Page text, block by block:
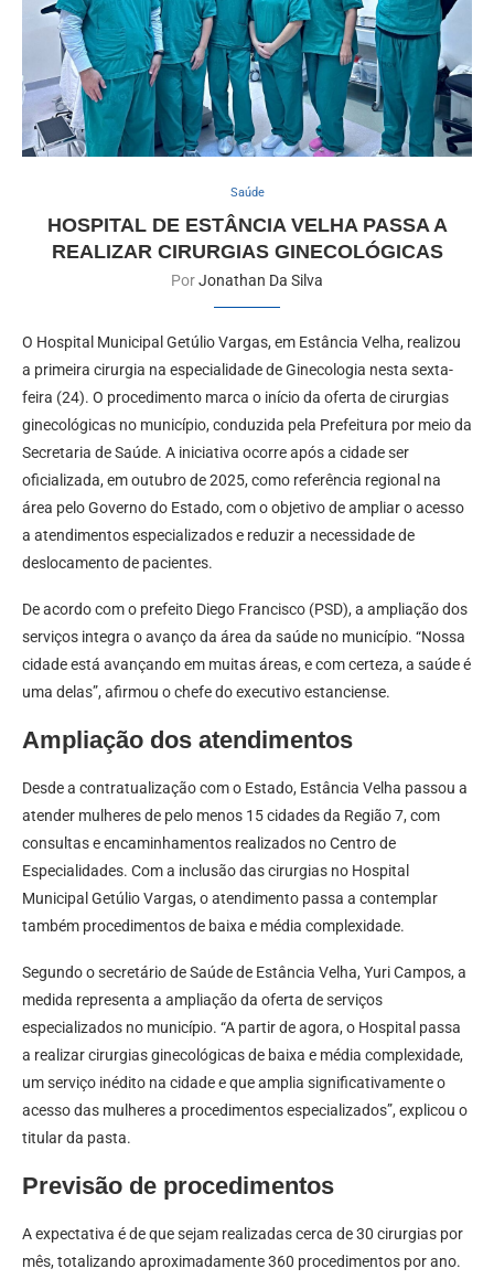
Saúde
HOSPITAL DE ESTÂNCIA VELHA PASSA A
REALIZAR CIRURGIAS GINECOLÓGICAS
PorJonathan Da Silva
O Hospital Municipal Getúlio Vargas, em Estância Velha, realizou
a primeira cirurgia na especialidade de Ginecologia nesta sexta-
feira (24). O procedimento marca o início da oferta de cirurgias
ginecológicas no município, conduzida pela Prefeitura por meio da
Secretaria de Saúde. A iniciativa ocorre após a cidade ser
oficializada, em outubro de 2025, como referência regional na
área pelo Governo do Estado, com o objetivo de ampliar o acesso
a atendimentos especializados e reduzir a necessidade de
deslocamento de pacientes.
De acordo com o prefeito Diego Francisco (PSD), a ampliação dos
serviços integra o avanço da área da saúde no município. “Nossa
cidade está avançando em muitas áreas, e com certeza, a saúde é
uma delas”, afirmou o chefe do executivo estanciense.
Ampliação dos atendimentos
Desde a contratualização com o Estado, Estância Velha passou a
atender mulheres de pelo menos 15 cidades da Região 7, com
consultas e encaminhamentos realizados no Centro de
Especialidades. Com a inclusão das cirurgias no Hospital
Municipal Getúlio Vargas, o atendimento passa a contemplar
também procedimentos de baixa e média complexidade.
Segundo o secretário de Saúde de Estância Velha, Yuri Campos, a
medida representa a ampliação da oferta de serviços
especializados no município. “A partir de agora, o Hospital passa
a realizar cirurgias ginecológicas de baixa e média complexidade,
um serviço inédito na cidade e que amplia significativamente o
acesso das mulheres a procedimentos especializados”, explicou o
titular da pasta.
Previsão de procedimentos
A expectativa é de que sejam realizadas cerca de 30 cirurgias por
mês, totalizando aproximadamente 360 procedimentos por ano.